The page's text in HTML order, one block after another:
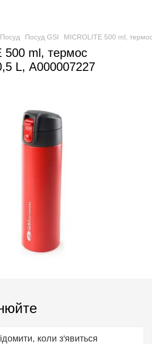
Посуд Посуд GSI MICROLITE 500 ml,
500 ml, термос
L, А000007227
коли з'явиться